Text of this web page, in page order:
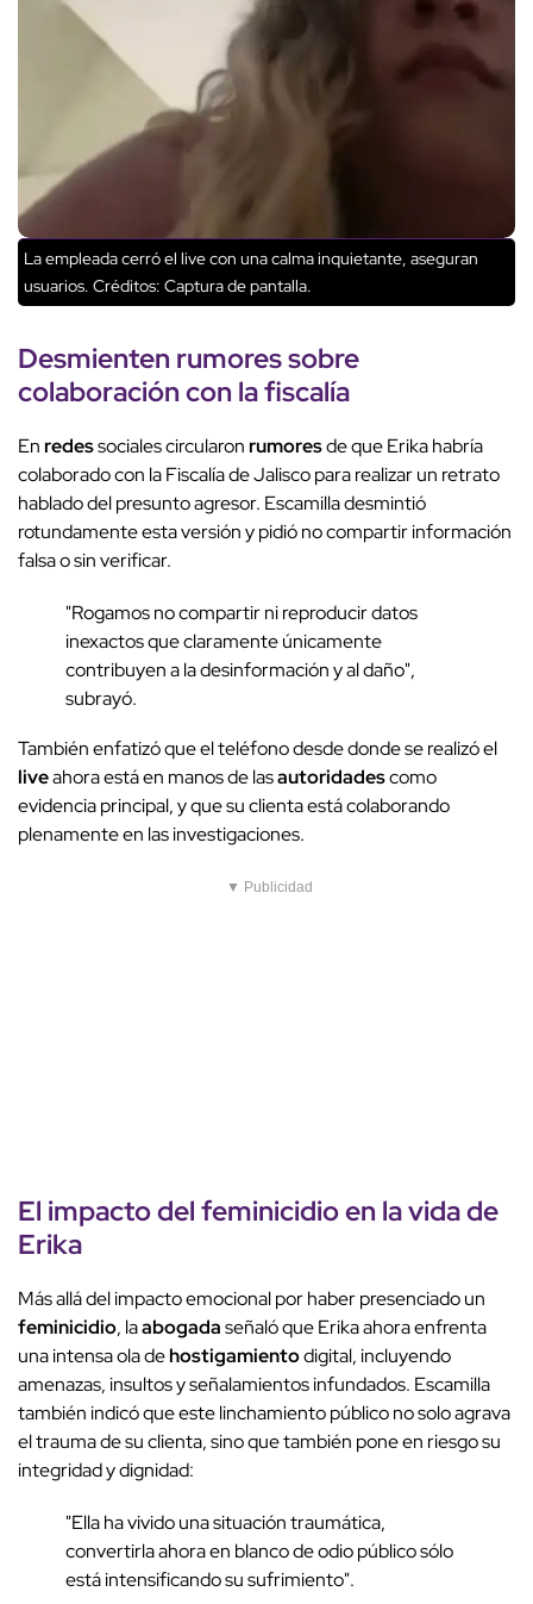
La empleada cerró el live con una calma inquietante, aseguran
usuarios. Créditos: Captura de pantalla.
Desmienten rumoressobre
colaboracióncon la fiscalía
Enredessociales circularonrumoresde que Erika habría
colaborado con la Fiscalía de Jalisco para realizar un retrato
hablado del presunto agresor. Escamilla desmintió
rotundamente esta versión y pidió no compartir información
falsa o sin verificar.
"Rogamos no compartir ni reproducir datos
inexactos que claramente únicamente
contribuyen a la desinformación y al daño",
subrayó.
También enfatizó que el teléfono desde donde se realizó el
liveahora está en manos de lasautoridadescomo
evidencia principal, y que su clienta está colaborando
plenamente en las investigaciones.
▼ Publicidad
El impacto delfeminicidioen la vida de
Erika
Más allá del impacto emocional por haber presenciado un
feminicidio, laabogadaseñaló que Erika ahora enfrenta
una intensa ola dehostigamientodigital, incluyendo
amenazas, insultos y señalamientos infundados. Escamilla
también indicó que este linchamiento público no solo agrava
el trauma de su clienta, sino que también pone en riesgo su
integridad y dignidad:
"Ella ha vivido una situación traumática,
convertirla ahora en blanco de odio público sólo
está intensificando su sufrimiento".